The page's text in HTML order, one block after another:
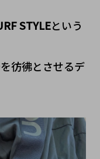
STYLEという
を彷彿とさせるデ